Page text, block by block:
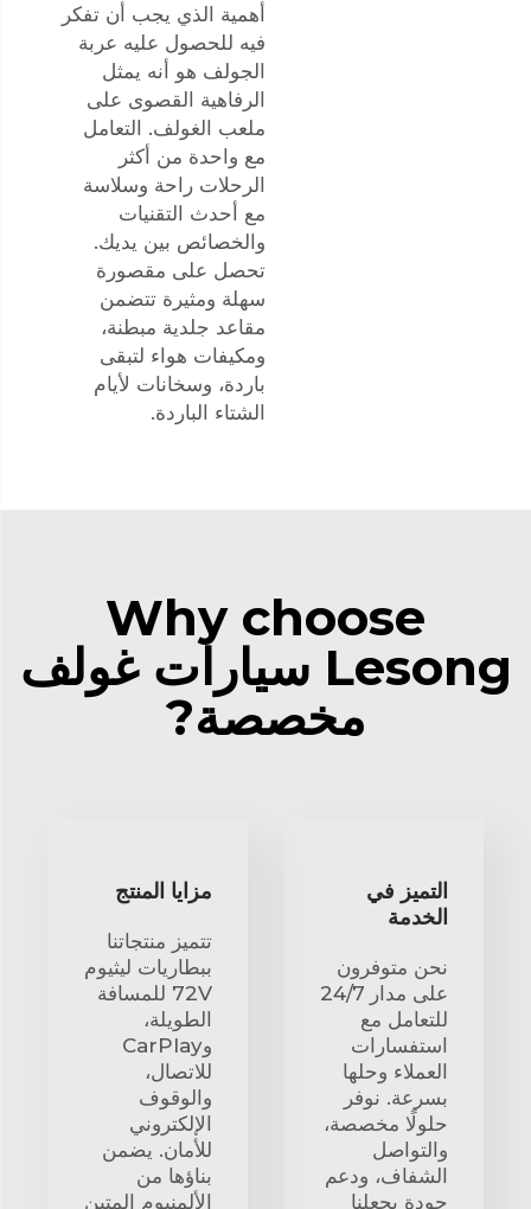
أهمية الذي يجب أن تفكر
فيه للحصول عليه عربة
الجولف هو أنه يمثل
الرفاهية القصوى على
ملعب الغولف. التعامل
مع واحدة من أكثر
الرحلات راحة وسلاسة
مع أحدث التقنيات
والخصائص بين يديك.
تحصل على مقصورة
سهلة ومثيرة تتضمن
مقاعد جلدية مبطنة،
ومكيفات هواء لتبقى
باردة، وسخانات لأيام
الشتاء الباردة.
Why choose
Lesong سيارات غولف
مخصصة?
التميز في
الخدمة
نحن متوفرون
على مدار 24/7
للتعامل مع
استفسارات
العملاء وحلها
بسرعة. نوفر
حلولًا مخصصة،
والتواصل
الشفاف، ودعم
جودة يجعلنا
مزايا المنتج
تتميز منتجاتنا
ببطاريات ليثيوم
72V للمسافة
الطويلة،
وCarPlay
للاتصال،
والوقوف
الإلكتروني
للأمان. يضمن
بناؤها من
الألمنيوم المتين